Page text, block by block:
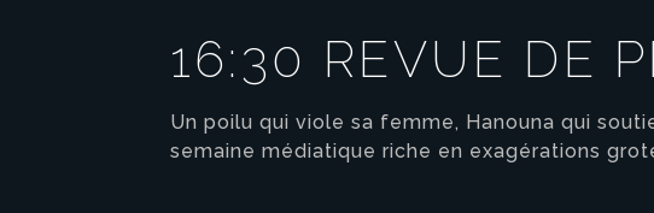
16:30 REVUE DE
Un poilu qui viole sa femme, Hanouna qui
semaine médiatique riche en exagérations